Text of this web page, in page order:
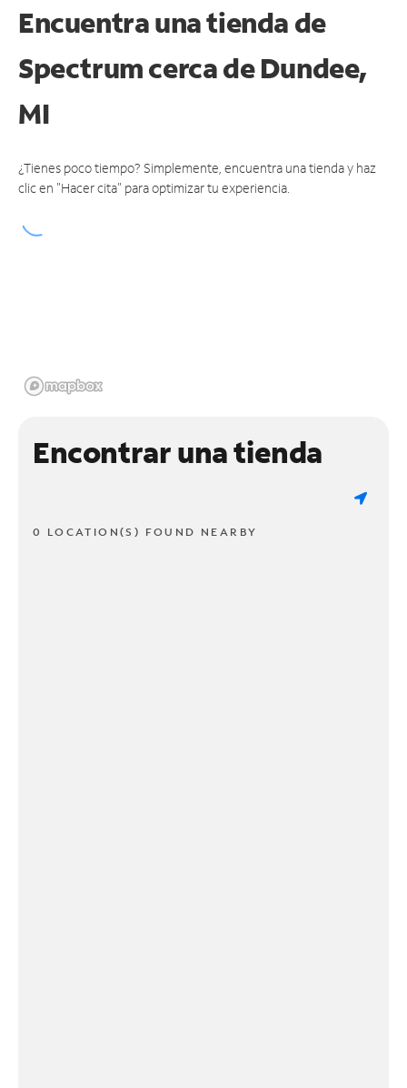
Encuentra una tienda de
Spectrumcerca de Dundee,
MI
¿Tienes poco tiempo? Simplemente, encuentra una tienda y haz
clic en "Hacer cita" para optimizar tu experiencia.
Encontrar una tienda
0 LOCATION(S) FOUND NEARBY